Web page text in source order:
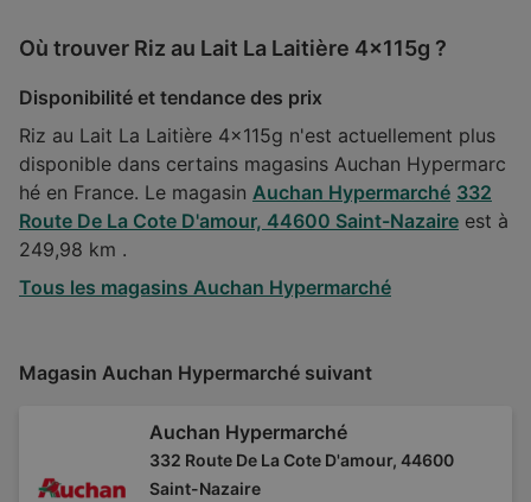
Où trouver Riz au Lait La Laitière 4x115g ?
Disponibilité et tendance des prix
Riz au Lait La Laitière 4x115g n'est actuellement plus
disponible dans certains magasins Auchan Hypermarc
hé en France. Le magasin Auchan Hypermarché 332
Route De La Cote D'amour, 44600 Saint-Nazaire est à
249,98 km .
Tous les magasins Auchan Hypermarché
Magasin Auchan Hypermarché suivant
Auchan Hypermarché
332 Route De La Cote D'amour, 44600
Saint-Nazaire